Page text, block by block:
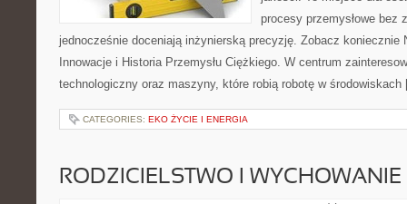
procesy przemysłowe bez
jednocześnie doceniają inżynierską precyzję. Zobacz koniecznie
Innowacje i Historia Przemysłu Ciężkiego. W centrum
technologiczny oraz maszyny, które robią robotę w
CATEGORIES: EKO ŻYCIE I ENERGIA
RODZICIELSTWO I WYCHOWANIE